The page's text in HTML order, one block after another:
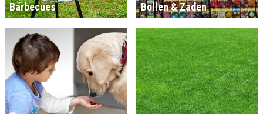
Barbecues Bollen & Zaden